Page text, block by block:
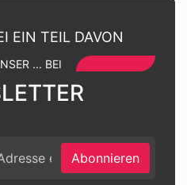
EIN TEIL DAVON
... BEI
Abonnieren